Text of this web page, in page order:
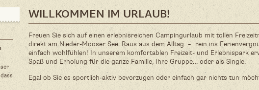
WILLKOMMEN IM URLAUB!
Freuen Sie sich auf einen erlebnisreichen Campingurlaub mit tollen
direkt am Nieder-Mooser See. Raus aus dem Alltag – rein ins
einfach wohlfühlen! In unserem komfortablen Freizeit- und Erlebnispark
Spaß und Erholung für die ganze Familie, Ihre Gruppe… oder als Single.
Egal ob Sie es sportlich-aktiv bevorzugen oder einfach gar nichts tun